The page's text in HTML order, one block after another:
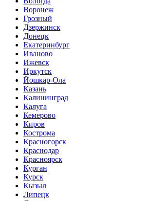
Воронеж
Грозный
Дзержинск
Донецк
Екатеринбург
Иваново
Ижевск
Иркутск
Йошкар-Ола
Казань
Калининград
Калуга
Кемерово
Киров
Кострома
Красногорск
Краснодар
Красноярск
Курган
Курск
Кызыл
Липецк